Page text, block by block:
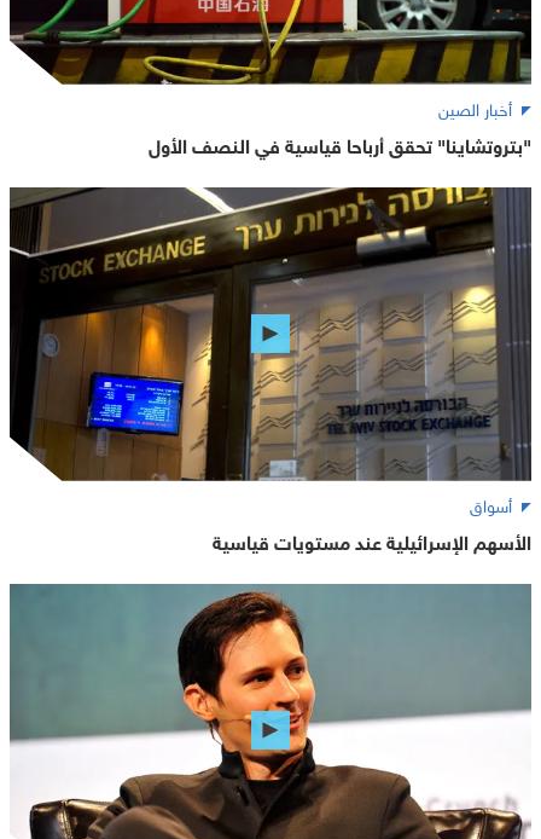
أخبار الصين
"بتروتشاينا" تحقق أرباحا قياسية في النصف الأول
أسواق
الأسهم الإسرائيلية عند مستويات قياسية